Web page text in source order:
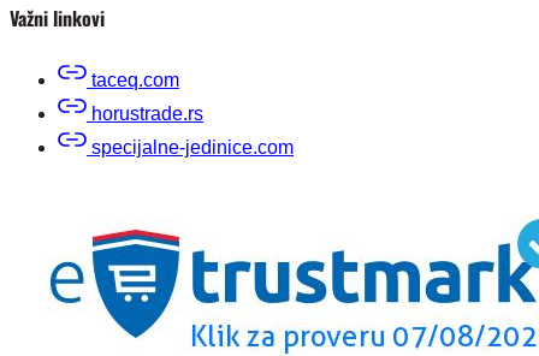
Važni linkovi
taceq.com
horustrade.rs
specijalne-jedinice.com